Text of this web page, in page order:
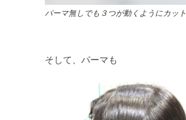
パーマ無しでも３つが動くようにカット
そして、パーマも